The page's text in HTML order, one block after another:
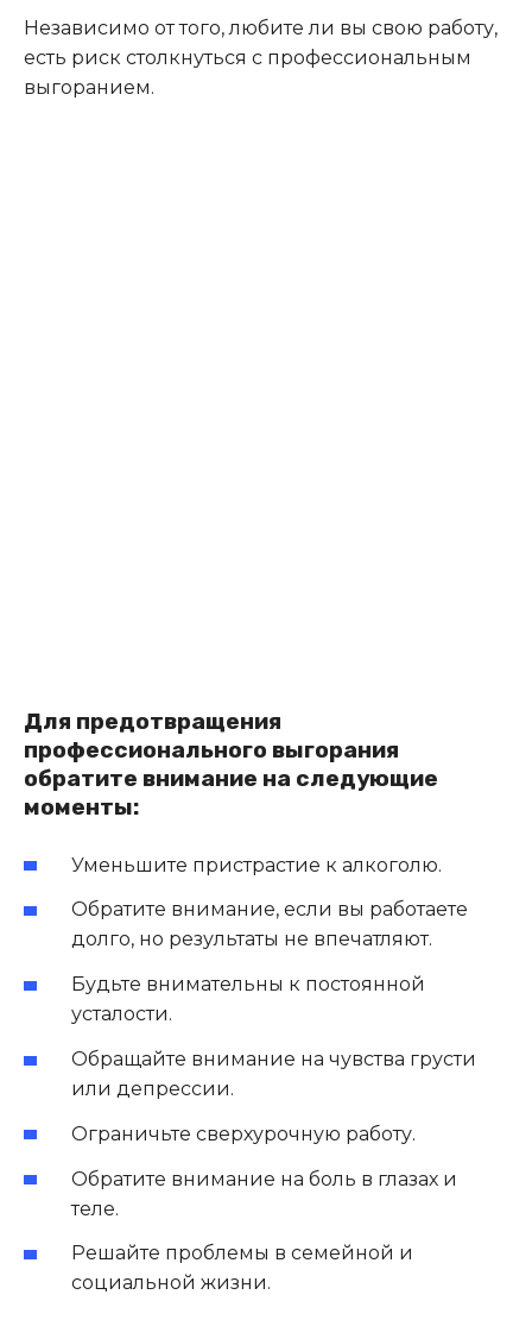
Независимо от того, любите ли вы свою работу,
есть риск столкнуться с профессиональным
выгоранием.
Для предотвращения
профессионального выгорания
обратите внимание на следующие
моменты:
Уменьшите пристрастие к алкоголю.
Обратите внимание, если вы работаете
долго, но результаты не впечатляют.
Будьте внимательны к постоянной
усталости.
Обращайте внимание на чувства грусти
или депрессии.
Ограничьте сверхурочную работу.
Обратите внимание на боль в глазах и
теле.
Решайте проблемы в семейной и
социальной жизни.